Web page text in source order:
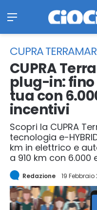
CUPRA TERRAMAR
CUPRA
plug-in:
tua con
incentivi
Scopri la CUPRA
tecnologia e-
km in elettrico e
a 910 km con 6.000
Redazione 19 Febbraio